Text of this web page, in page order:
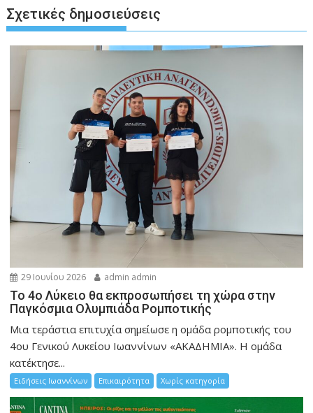
Σχετικές δημοσιεύσεις
29 Ιουνίου 2026 admin admin
Το 4ο Λύκειο θα εκπροσωπήσει τη χώρα στην
Παγκόσμια Ολυμπιάδα Ρομποτικής
Μια τεράστια επιτυχία σημείωσε η ομάδα ρομποτικής του
4ου Γενικού Λυκείου Ιωαννίνων «ΑΚΑΔΗΜΙΑ». Η ομάδα
κατέκτησε...
Ειδήσεις Ιωαννίνων Επικαιρότητα Χωρίς κατηγορία